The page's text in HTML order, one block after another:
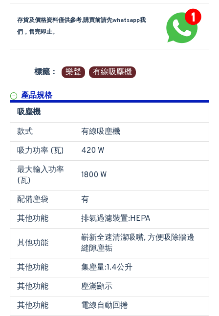
存貨及價格資料僅供參考,購買前請先whatsapp我
們，售完即止。
標籤： 樂聲 有線吸塵機
產品規格
吸塵機
款式
有線吸塵機
吸力功率 (瓦)
420 W
最大輸入功率
(瓦)
1800 W
配備塵袋
有
其他功能
排氣過濾裝置:HEPA
其他功能
嶄新全速清潔吸嘴, 方便吸除牆邊
縫隙塵垢
其他功能
集塵量:1.4公升
其他功能
塵滿顯示
其他功能
電線自動回捲